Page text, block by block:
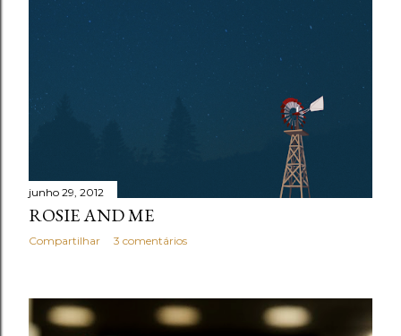
junho 29, 2012
ROSIE AND ME
Compartilhar 3 comentários